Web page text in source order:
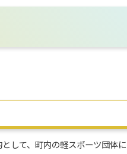
して、町内の軽スポーツ団体に